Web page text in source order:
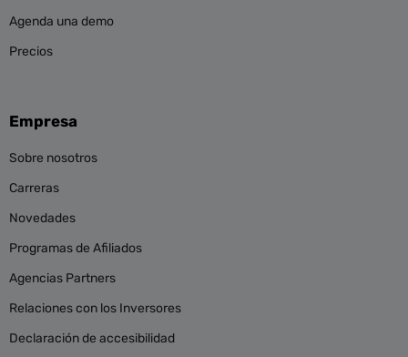
Agenda una demo
Precios
Empresa
Sobre nosotros
Carreras
Novedades
Programas de Afiliados
Agencias Partners
Relaciones con los Inversores
Declaración de accesibilidad